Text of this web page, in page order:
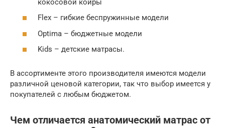
кокосовой койры
Flex – гибкие беспружинные модели
Optima – бюджетные модели
Kids – детские матрасы.
В ассортименте этого производителя имеются модели
различной ценовой категории, так что выбор имеется у
покупателей с любым бюджетом.
Чем отличается анатомический матрас от